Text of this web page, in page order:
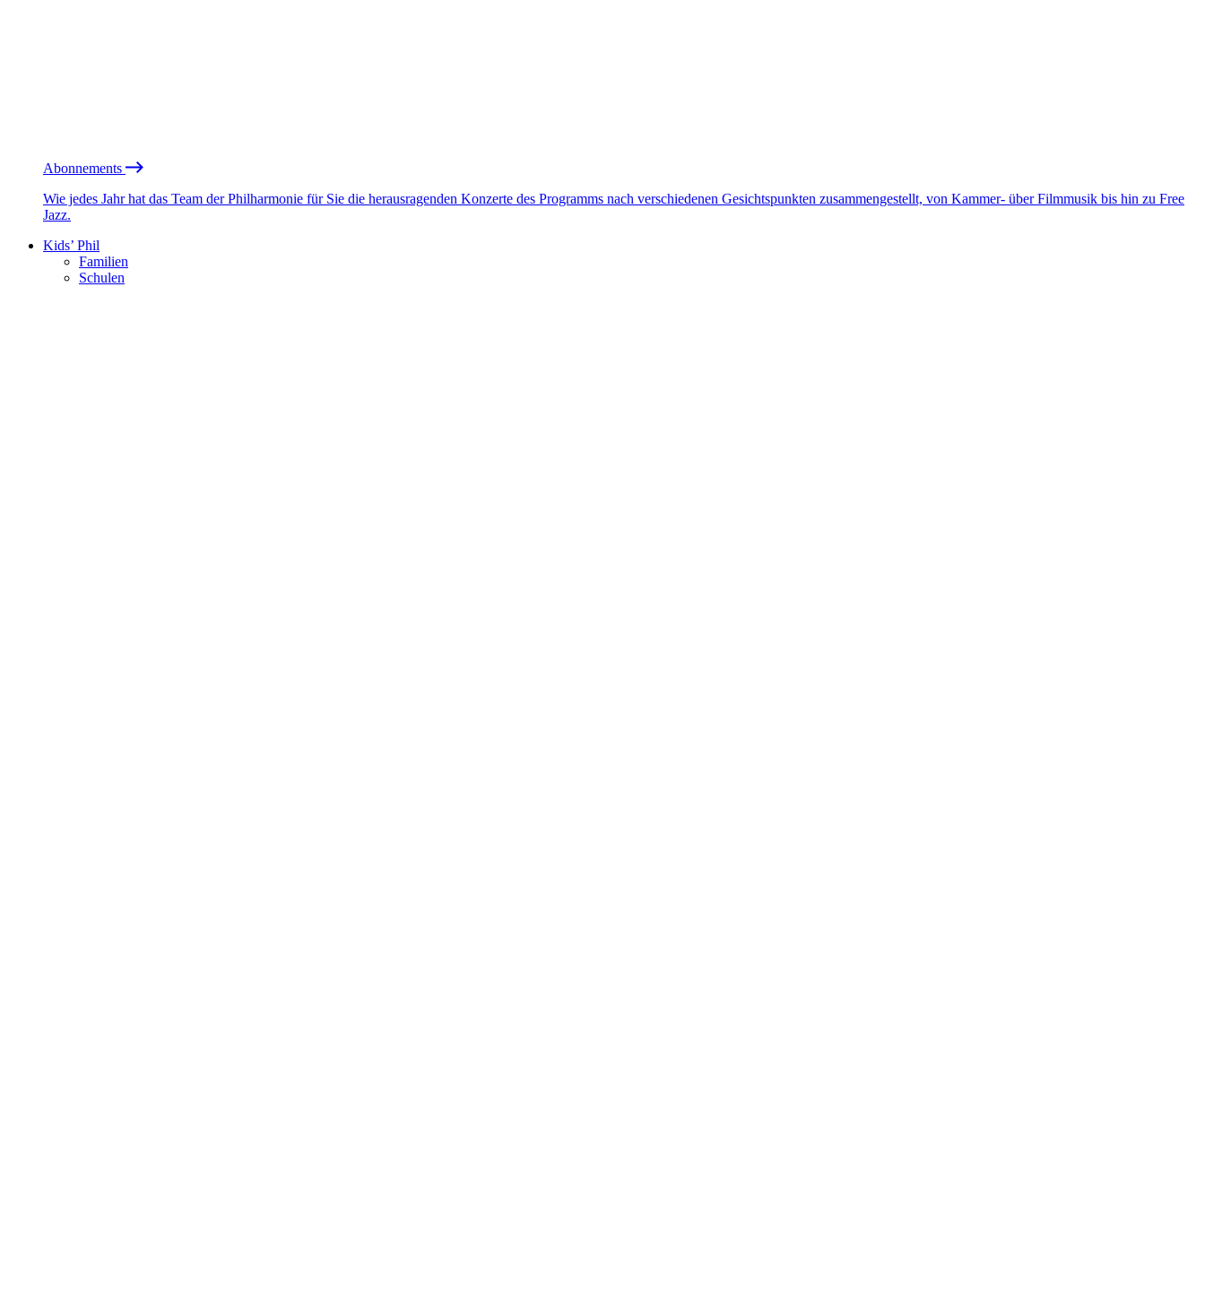
Abonnements
Wie jedes Jahr hat das Team der Philharmonie für Sie die herausragenden Konzerte des Programms nach verschiedenen Gesichtspunkten zusammengestellt, von Kammer- über Filmmusik bis hin zu Free
Jazz.
Kids’ Phil
Familien
Schulen